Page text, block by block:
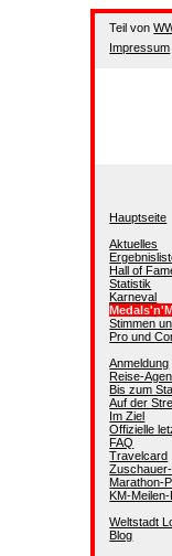
Teil von
Impressum
Hauptseite
Aktuelles
Hall of
Statistik
Karneval
Stimmen
Pro und
Anmeldung
Reise-
Bis zum
Auf der
Im Ziel
Offizielle
FAQ
Travelcard
Marathon-
KM-
Weltstadt
Blog